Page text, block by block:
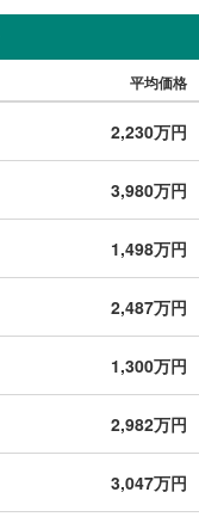
平均価格
2,230万円
3,980万円
1,498万円
2,487万円
1,300万円
2,982万円
3,047万円